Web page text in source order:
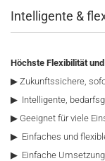
Intelligente &
Höchste Flexibilität
▶ Zukunftssichere,
▶ Intelligente,
▶ Geeignet für viele
▶ Einfaches und
▶ Einfache